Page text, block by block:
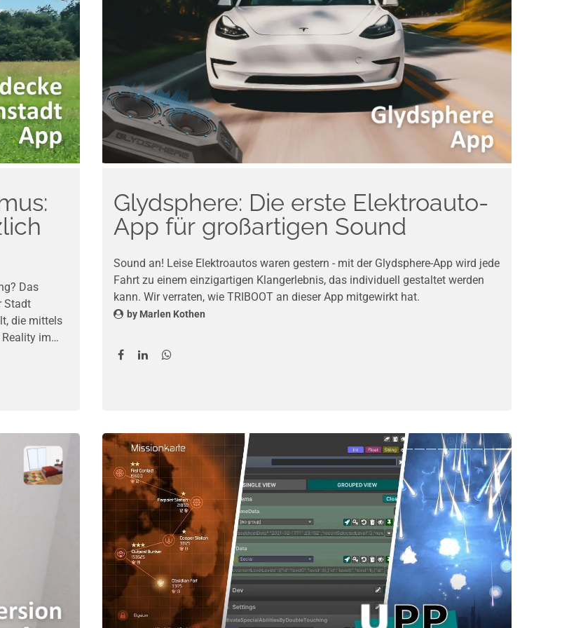
Das
Stadt
die mittels
im
sofort in
Glydsphere: Die erste Elektroauto-
App für großartigen Sound
Sound an! Leise Elektroautos waren gestern - mit der Glydsphere-App wird jede
Fahrt zu einem einzigartigen Klangerlebnis, das individuell gestaltet werden
kann. Wir verraten, wie TRIBOOT an dieser App mitgewirkt hat.
by Marlen Kothen